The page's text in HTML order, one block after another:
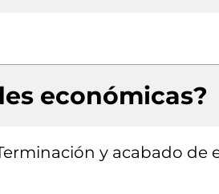
económicas?
y acabado de